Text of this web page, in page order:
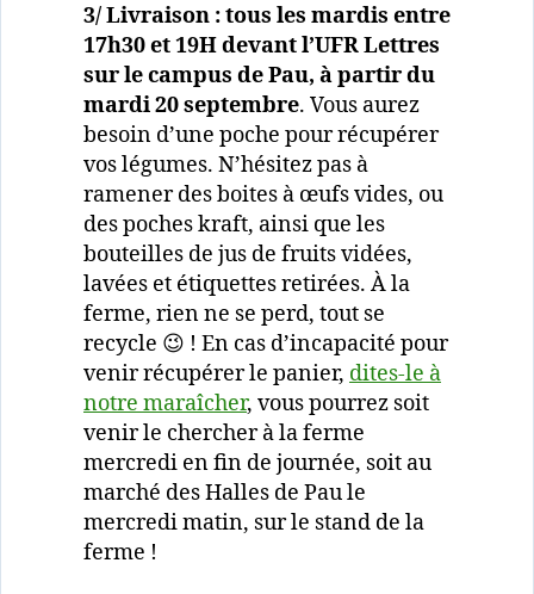
3/ Livraison : tous les mardis entre
17h30 et 19H devant l’UFR Lettres
sur le campus de Pau, à partir du
mardi 20 septembre. Vous aurez
besoin d’une poche pour récupérer
vos légumes. N’hésitez pas à
ramener des boites à œufs vides, ou
des poches kraft, ainsi que les
bouteilles de jus de fruits vidées,
lavées et étiquettes retirées. À la
ferme, rien ne se perd, tout se
recycle 😉 ! En cas d’incapacité pour
venir récupérer le panier, dites-le à
notre maraîcher, vous pourrez soit
venir le chercher à la ferme
mercredi en fin de journée, soit au
marché des Halles de Pau le
mercredi matin, sur le stand de la
ferme !